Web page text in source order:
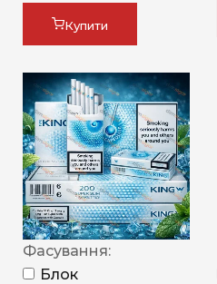
Купити
Фасування:
Блок